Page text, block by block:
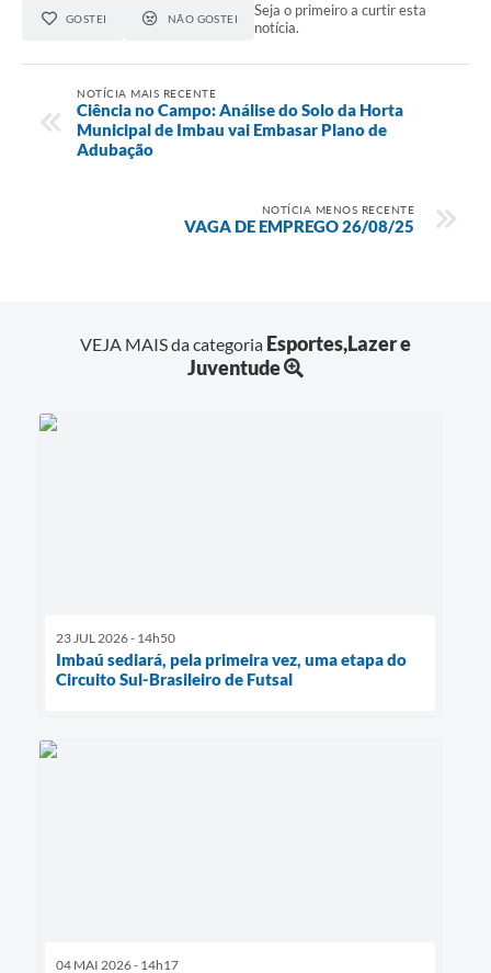
GOSTEI NÃO GOSTEI
Seja o primeiro a curtir esta
notícia.
NOTÍCIA MAIS RECENTE
Ciência no Campo: Análise do Solo da Horta
Municipal de Imbau vai Embasar Plano de
Adubação
NOTÍCIA MENOS RECENTE
VAGA DE EMPREGO 26/08/25
VEJA MAIS da categoria Esportes,Lazer e
Juventude
23 JUL 2026 - 14h50
Imbaú sediará, pela primeira vez, uma etapa do
Circuito Sul-Brasileiro de Futsal
04 MAI 2026 - 14h17